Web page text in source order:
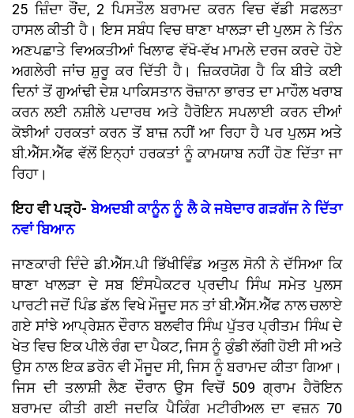
25 ਜ਼ਿੰਦਾ ਰੌਂਦ, 2 ਪਿਸਤੌਲ ਬਰਾਮਦ ਕਰਨ ਵਿਚ ਵੱਡੀ ਸਫਲਤਾ
ਹਾਸਲ ਕੀਤੀ ਹੈ। ਇਸ ਸਬੰਧ ਵਿਚ ਥਾਣਾ ਖਾਲੜਾ ਦੀ ਪੁਲਸ ਨੇ ਤਿੰਨ
ਅਣਪਛਾਤੇ ਵਿਅਕਤੀਆਂ ਖਿਲਾਫ ਵੱਖੋ-ਵੱਖ ਮਾਮਲੇ ਦਰਜ ਕਰਦੇ ਹੋਏ
ਅਗਲੇਰੀ ਜਾਂਚ ਸ਼ੁਰੂ ਕਰ ਦਿੱਤੀ ਹੈ। ਜ਼ਿਕਰਯੋਗ ਹੈ ਕਿ ਬੀਤੇ ਕਈ
ਦਿਨਾਂ ਤੋਂ ਗੁਆਂਢੀ ਦੇਸ਼ ਪਾਕਿਸਤਾਨ ਰੋਜ਼ਾਨਾ ਭਾਰਤ ਦਾ ਮਾਹੌਲ ਖਰਾਬ
ਕਰਨ ਲਈ ਨਸ਼ੀਲੇ ਪਦਾਰਥ ਅਤੇ ਹੈਰੋਇਨ ਸਪਲਾਈ ਕਰਨ ਦੀਆਂ
ਕੋਝੀਆਂ ਹਰਕਤਾਂ ਕਰਨ ਤੋਂ ਬਾਜ਼ ਨਹੀਂ ਆ ਰਿਹਾ ਹੈ ਪਰ ਪੁਲਸ ਅਤੇ
ਬੀ.ਐੱਸ.ਐੱਫ ਵੱਲੋਂ ਇਨ੍ਹਾਂ ਹਰਕਤਾਂ ਨੂੰ ਕਾਮਯਾਬ ਨਹੀਂ ਹੋਣ ਦਿੱਤਾ ਜਾ
ਰਿਹਾ।
ਇਹ ਵੀ ਪੜ੍ਹੋ- ਬੇਅਦਬੀ ਕਾਨੂੰਨ ਨੂੰ ਲੈ ਕੇ ਜਥੇਦਾਰ ਗੜਗੱਜ ਨੇ ਦਿੱਤਾ
ਨਵਾਂ ਬਿਆਨ
ਜਾਣਕਾਰੀ ਦਿੰਦੇ ਡੀ.ਐੱਸ.ਪੀ ਭਿੱਖੀਵਿੰਡ ਅਤੁਲ ਸੋਨੀ ਨੇ ਦੱਸਿਆ ਕਿ
ਥਾਣਾ ਖਾਲੜਾ ਦੇ ਸਬ ਇੰਸਪੈਕਟਰ ਪ੍ਰਦੀਪ ਸਿੰਘ ਸਮੇਤ ਪੁਲਸ
ਪਾਰਟੀ ਜਦੋਂ ਪਿੰਡ ਡੱਲ ਵਿਖੇ ਮੌਜੂਦ ਸਨ ਤਾਂ ਬੀ.ਐੱਸ.ਐੱਫ ਨਾਲ ਚਲਾਏ
ਗਏ ਸਾਂਝੇ ਆਪ੍ਰੇਸ਼ਨ ਦੌਰਾਨ ਬਲਵੀਰ ਸਿੰਘ ਪੁੱਤਰ ਪ੍ਰੀਤਮ ਸਿੰਘ ਦੇ
ਖੇਤ ਵਿਚ ਇਕ ਪੀਲੇ ਰੰਗ ਦਾ ਪੈਕਟ, ਜਿਸ ਨੂੰ ਕੁੰਡੀ ਲੱਗੀ ਹੋਈ ਸੀ ਅਤੇ
ਉਸ ਨਾਲ ਇਕ ਡਰੋਨ ਵੀ ਮੌਜੂਦ ਸੀ, ਜਿਸ ਨੂੰ ਬਰਾਮਦ ਕੀਤਾ ਗਿਆ।
ਜਿਸ ਦੀ ਤਲਾਸ਼ੀ ਲੈਣ ਦੌਰਾਨ ਉਸ ਵਿਚੋਂ 509 ਗ੍ਰਾਮ ਹੈਰੋਇਨ
ਬਰਾਮਦ ਕੀਤੀ ਗਈ ਜਦਕਿ ਪੈਕਿੰਗ ਮਟੀਰੀਅਲ ਦਾ ਵਜ਼ਨ 70